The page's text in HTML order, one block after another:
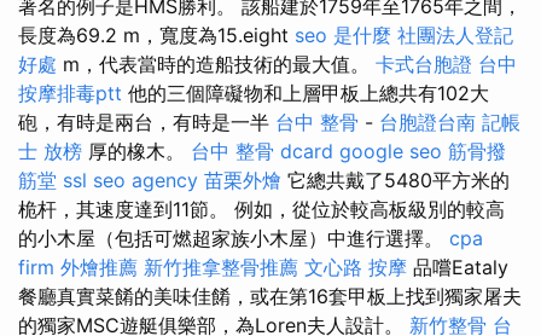
著名的例子是HMS勝利。 該船建於1759年至1765年之間，
長度為69.2 m，寬度為15.eight seo 是什麼 社團法人登記
好處 m，代表當時的造船技術的最大值。 卡式台胞證 台中
按摩排毒ptt 他的三個障礙物和上層甲板上總共有102大
砲，有時是兩台，有時是一半 台中 整骨 - 台胞證台南 記帳
士 放榜 厚的橡木。 台中 整骨 dcard google seo 筋骨撥
筋堂 ssl seo agency 苗栗外燴 它總共戴了5480平方米的
桅杆，其速度達到11節。 例如，從位於較高板級別的較高
的小木屋（包括可燃超家族小木屋）中進行選擇。 cpa
firm 外燴推薦 新竹推拿整骨推薦 文心路 按摩 品嚐Eataly
餐廳真實菜餚的美味佳餚，或在第16套甲板上找到獨家屠夫
的獨家MSC遊艇俱樂部，為Loren夫人設計。 新竹整骨 台